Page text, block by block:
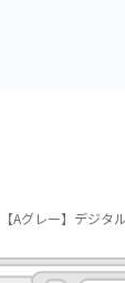
【Aグレー】デジ